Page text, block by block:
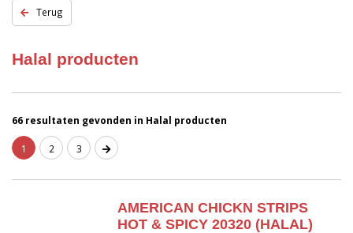
Terug
Halal producten
66 resultaten gevonden in Halal producten
1 2 3
AMERICAN CHICKN STRIPS
HOT & SPICY 20320 (HALAL)